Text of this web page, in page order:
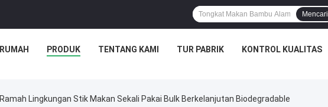
Mencari
RUMAH PRODUK TENTANG KAMI TUR PABRIK KONTROL KUALITAS
Ramah Lingkungan Stik Makan Sekali Pakai Bulk Berkelanjutan Biodegradable